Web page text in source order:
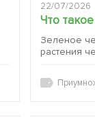
22/07/2026
Что
Зеленое
растения